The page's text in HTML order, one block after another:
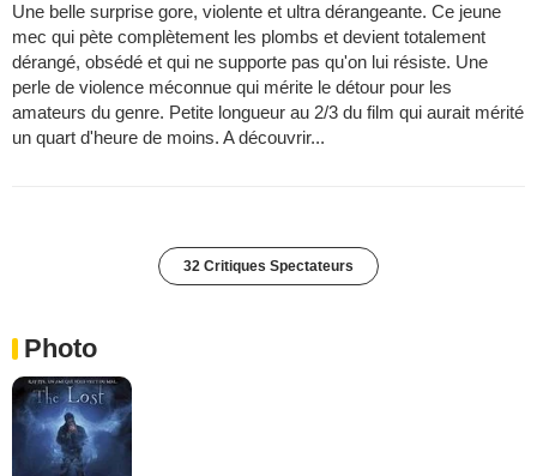
Une belle surprise gore, violente et ultra dérangeante. Ce jeune
mec qui pète complètement les plombs et devient totalement
dérangé, obsédé et qui ne supporte pas qu'on lui résiste. Une
perle de violence méconnue qui mérite le détour pour les
amateurs du genre. Petite longueur au 2/3 du film qui aurait mérité
un quart d'heure de moins. A découvrir...
32 Critiques Spectateurs
Photo